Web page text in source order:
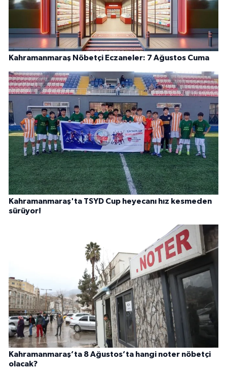
Kahramanmaraş Nöbetçi Eczaneler: 7 Ağustos Cuma
Kahramanmaraş'ta TSYD Cup heyecanı hız kesmeden
sürüyor!
Kahramanmaraş’ta 8 Ağustos’ta hangi noter nöbetçi
olacak?